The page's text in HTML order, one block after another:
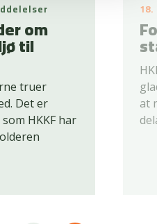
om
til
truer
Det er
HKKF har
18.
at